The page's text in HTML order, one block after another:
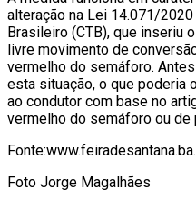
alteração na Lei 14.071/
Brasileiro (CTB), que inseriu
livre movimento de
vermelho do semáforo.
esta situação, o que poderia
ao condutor com base no
vermelho do semáforo ou de
Foto Jorge Magalhães